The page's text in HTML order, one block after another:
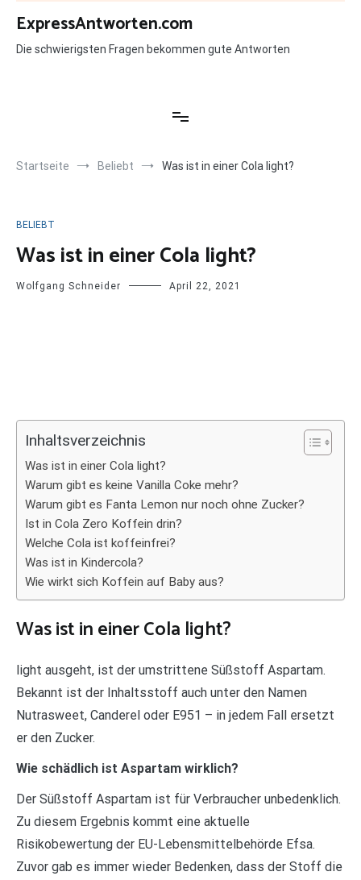
Zum
Inhalt
springen
ExpressAntworten.com
Die schwierigsten Fragen bekommen gute Antworten
Startseite Beliebt Was ist in einer Cola light?
BELIEBT
Was ist in einer Cola light?
Wolfgang Schneider April 22, 2021
Inhaltsverzeichnis
Was ist in einer Cola light?
Warum gibt es keine Vanilla Coke mehr?
Warum gibt es Fanta Lemon nur noch ohne Zucker?
Ist in Cola Zero Koffein drin?
Welche Cola ist koffeinfrei?
Was ist in Kindercola?
Wie wirkt sich Koffein auf Baby aus?
Was ist in einer Cola light?
light ausgeht, ist der umstrittene Süßstoff Aspartam.
Bekannt ist der Inhaltsstoff auch unter den Namen
Nutrasweet, Canderel oder E951 – in jedem Fall ersetzt
er den Zucker.
Wie schädlich ist Aspartam wirklich?
Der Süßstoff Aspartam ist für Verbraucher unbedenklich.
Zu diesem Ergebnis kommt eine aktuelle
Risikobewertung der EU-Lebensmittelbehörde Efsa.
Zuvor gab es immer wieder Bedenken, dass der Stoff die